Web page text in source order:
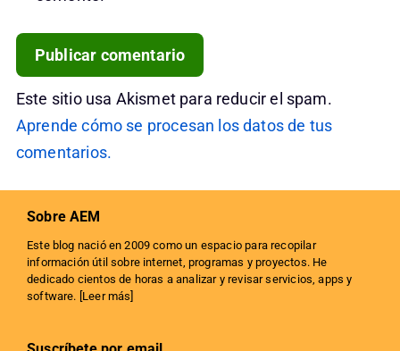
Este sitio usa Akismet para reducir el spam.
Aprende cómo se procesan los datos de tus
comentarios.
Sobre AEM
Este blog nació en 2009 como un espacio para recopilar
información útil sobre internet, programas y proyectos. He
dedicado cientos de horas a analizar y revisar servicios, apps y
software. [ Leer más